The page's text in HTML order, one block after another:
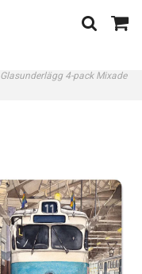
Glasunderlägg 4-pack Mixade